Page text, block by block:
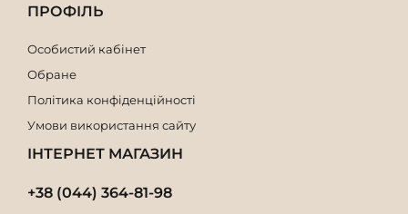
ПРОФІЛЬ
Особистий кабінет
Обране
Політика конфіденційності
Умови використання сайту
ІНТЕРНЕТ МАГАЗИН
+38 (044) 364-81-98